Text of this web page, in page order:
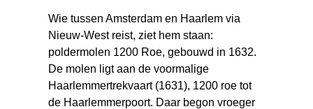
Wie tussen Amsterdam en Haarlem via
Nieuw-West reist, ziet hem staan:
poldermolen 1200 Roe, gebouwd in 1632.
De molen ligt aan de voormalige
Haarlemmertrekvaart (1631), 1200 roe tot
de Haarlemmerpoort. Daar begon vroeger